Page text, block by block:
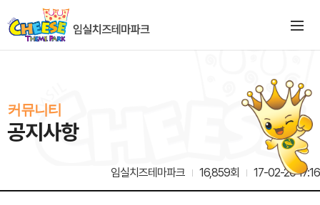
커뮤니티
공지사항
임실치즈테마파크 16,859회 17-02-20 17:16